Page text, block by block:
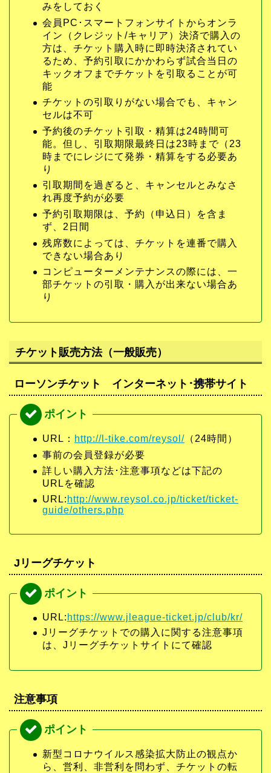
みをしておく
会員PC･スマートフォンサイトからオンラ
イン（クレジット/キャリア）決済で購入の
方は、チケット購入時に即時決済されてい
るため、予約引取にかかわらず試合当日の
キックオフまでチケットを引取ることが可
能
チケットの引取りがない場合でも、キャン
セルは不可
予約後のチケット引取・精算は24時間可
能。但し、引取期限最終日は23時まで（23
時までにレジにて発券・精算をする必要あ
り
引取期間を過ぎると、キャンセルとみなさ
れ再度予約が必要
予約引取期限は、予約（申込日）を含ま
ず、2日間
残席数によっては、チケットを連番で購入
できない場合あり
コンピューターメンテナンスの際には、一
部チケットの引取・購入が出来ない場合あ
り
チケット販売方法（一般販売）
ローソンチケット インターネット･携帯サイト
URL： http://l-tike.com/reysol/ （24時間）
事前の会員登録が必要
詳しい購入方法･注意事項などは下記の
URLを確認
URL: http://www.reysol.co.jp/ticket/ticket-
guide/others.php
Jリーグチケット
URL: https://www.jleague-ticket.jp/club/kr/
Jリーグチケットでの購入に関する注意事項
は、Jリーグチケットサイトにて確認
注意事項
新型コロナウイルス感染拡大防止の観点か
ら、営利、非営利を問わず、チケットの転